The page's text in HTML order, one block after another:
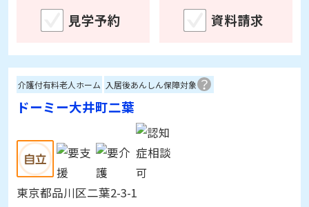
見学予約 資料請求
介護付有料老人ホーム 入居後あんしん保障対象
ドーミー大井町二葉
東京都品川区二葉2-3-1